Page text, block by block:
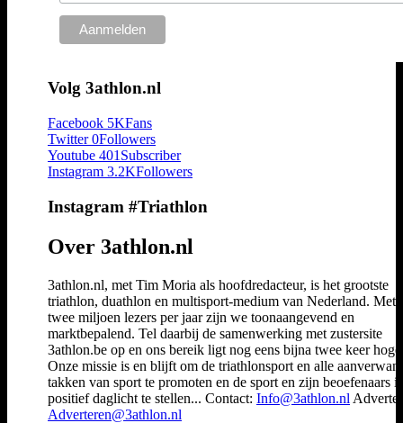
Volg 3athlon.nl
Facebook 5KFans
Twitter 0Followers
Youtube 401 Subscriber
Instagram 3.2KFollowers
Instagram #Triathlon
Over 3athlon.nl
3athlon.nl, met Tim Moria als hoofdredacteur, is het grootste
triathlon, duathlon en multisport-medium van Nederland. Met
twee miljoen lezers per jaar zijn we toonaangevend en
marktbepalend. Tel daarbij de samenwerking met zustersite
3athlon.be op en ons bereik ligt nog eens bijna twee keer
Onze missie is en blijft om de triathlonsport en alle
takken van sport te promoten en de sport en zijn beoefenaars
positief daglicht te stellen... Contact: Info@3athlon.nl
Adverteren@3athlon.nl